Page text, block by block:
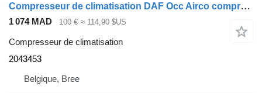
Compresseur de climatisation DAF Occ Airco compressor XF106 2043453 pour camion
1 074 MAD 100 € ≈ 114,90 $US
Compresseur de climatisation
2043453
Belgique, Bree